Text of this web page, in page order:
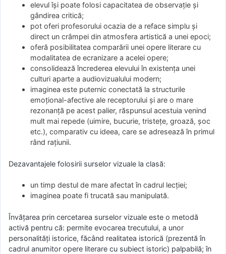
elevul își poate folosi capacitatea de observație și
gândirea critică;
pot oferi profesorului ocazia de a reface simplu și
direct un crâmpei din atmosfera artistică a unei epoci;
oferă posibilitatea comparării unei opere literare cu
modalitatea de ecranizare a acelei opere;
consolidează încrederea elevului în existența unei
culturi aparte a audiovizualului modern;
imaginea este puternic conectată la structurile
emoţional-afective ale receptorului şi are o mare
rezonanţă pe acest palier, răspunsul acestuia venind
mult mai repede (uimire, bucurie, tristeţe, groază, şoc
etc.), comparativ cu ideea, care se adresează în primul
rând raţiunii.
Dezavantajele folosirii surselor vizuale la clasă:
un timp destul de mare afectat în cadrul lecției;
imaginea poate fi trucată sau manipulată.
Învățarea prin cercetarea surselor vizuale este o metodă
activă pentru că: permite evocarea trecutului, a unor
personalități istorice, făcând realitatea istorică (prezentă în
cadrul anumitor opere literare cu subiect istoric) palpabilă; în